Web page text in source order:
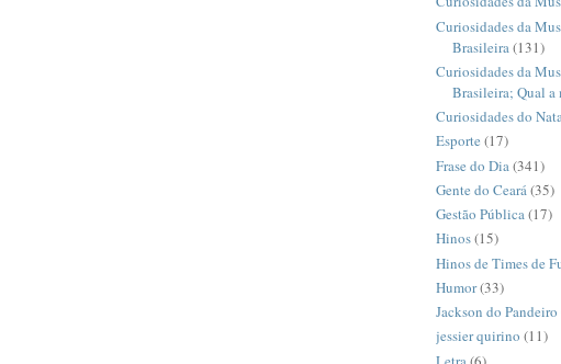
Curiosidades da
Brasileira(131)
Curiosidades da
Brasileira; Qual a
Curiosidades do
Esporte (17)
Frase do Dia(341)
Gente do Ceará(35)
Gestão Pública(17)
Hinos(15)
Hinos de Times de
Humor(33)
Jackson do Pandeiro
jessier quirino (11)